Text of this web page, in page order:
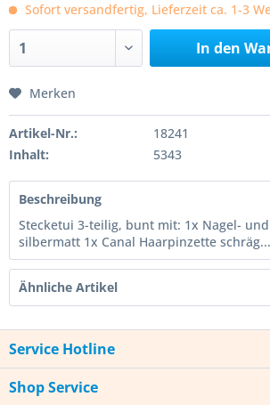
Sofort versandfertig, Lieferzeit ca. 1-3
In den
Merken
Artikel-Nr.:
18241
Inhalt:
5343
Beschreibung
Stecketui 3-teilig, bunt mit: 1x Nagel-
silbermatt 1x Canal Haarpinzette schräg...
Ähnliche Artikel
Service Hotline
Shop Service